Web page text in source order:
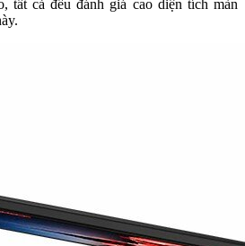
tất cả đều đánh giá cao diện tích màn